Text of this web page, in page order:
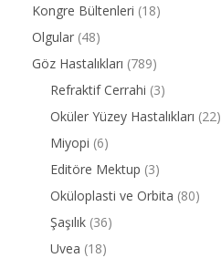
Kongre Bültenleri (18)
Olgular (48)
Göz Hastalıkları (789)
Refraktif Cerrahi (3)
Oküler Yüzey Hastalıkları (22)
Miyopi (6)
Editöre Mektup (3)
Oküloplasti ve Orbita (80)
Şaşılık (36)
Uvea (18)